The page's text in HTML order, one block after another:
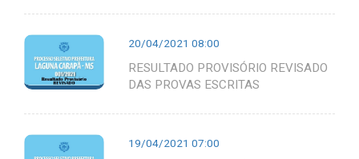
20/04/2021 08:00
RESULTADO PROVISÓRIO REVISADO
DAS PROVAS ESCRITAS
19/04/2021 07:00